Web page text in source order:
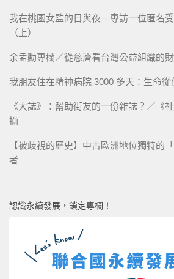
我在桃園女監的日與夜－專訪一位匿名
（上）
余孟勳專欄／從慈濟看台灣公益組織的
我朋友住在精神病院 3000 多天：生命
《大誌》：幫助街友的一份雜誌？／《
摘
【被歧視的歷史】中古歐洲地位獨特的
者
認識永續發展，鎖定專欄！